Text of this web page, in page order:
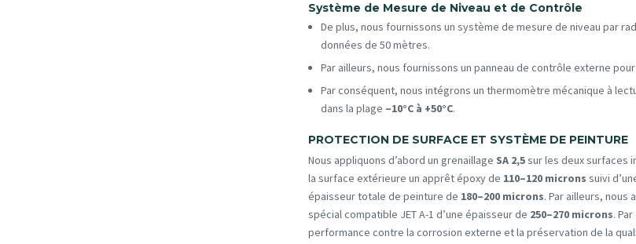
Système de Mesure de Niveau et de Contrôle
De plus, nous fournissons un système de mesure de niveau par
données de 50 mètres.
Par ailleurs, nous fournissons un panneau de contrôle externe
Par conséquent, nous intégrons un thermomètre mécanique à
dans la plage –10°C à +50°C.
PROTECTION DE SURFACE ET SYSTÈME DE PEINTURE
Nous appliquons d’abord un grenaillage SA 2,5sur les deux surfaces
la surface extérieure un apprêt époxy de 110–120 microns suivi
épaisseur totale de peinture de 180–200 microns. Par ailleurs,
spécial compatible JET A-1 d’une épaisseur de 250–270 microns.
performance contre la corrosion externe et la préservation de la